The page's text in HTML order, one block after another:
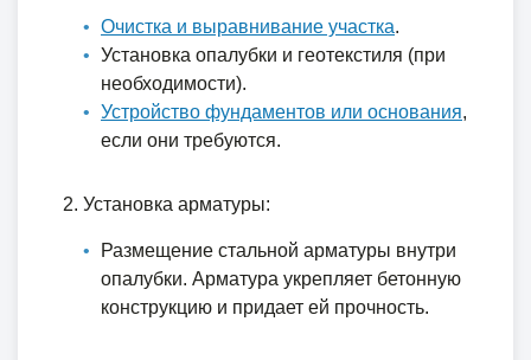
Очистка и выравнивание участка.
Установка опалубки и геотекстиля (при
необходимости).
Устройство фундаментов или основания,
если они требуются.
Установка арматуры:
Размещение стальной арматуры внутри
опалубки. Арматура укрепляет бетонную
конструкцию и придает ей прочность.